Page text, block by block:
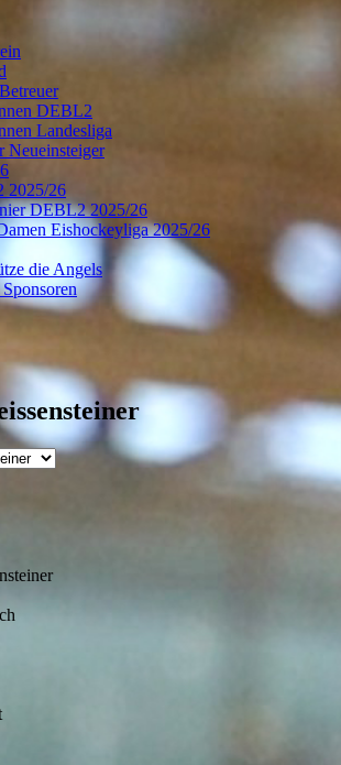
DEBL2
Landesliga
Neueinsteiger
2025/26
DEBL2 2025/26
Eishockeyliga 2025/26
die Angels